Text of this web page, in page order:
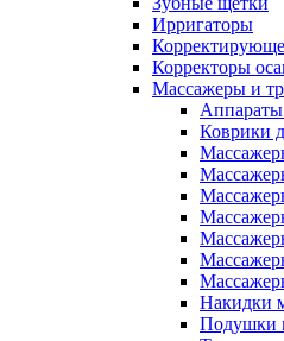
Ирригаторы
Корректоры
Массажеры и
Аппараты
Коврики
Накидки
Подушки